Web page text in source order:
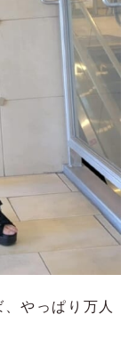
やっぱり万人